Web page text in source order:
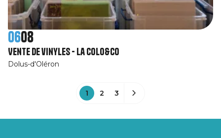
0608
Vente de vinyles - La Colo&Co
Dolus-d'Oléron
1 2 3